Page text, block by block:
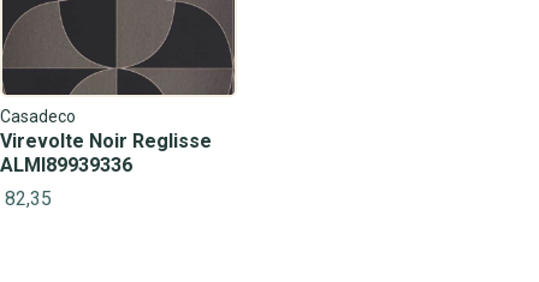
Casadeco
Virevolte Noir Reglisse
ALMI89939336
82,35